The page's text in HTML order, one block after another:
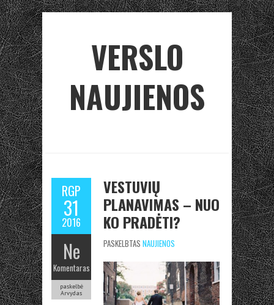
VERSLO
NAUJIENOS
RGP
31
2016
Ne
Komentaras
paskelbė
Arvydas
VESTUVIŲ
PLANAVIMAS – NUO
KO PRADĖTI?
PASKELBTAS NAUJIENOS